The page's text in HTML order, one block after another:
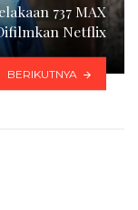
737 MAX
Netflix
BERIKUTNYA